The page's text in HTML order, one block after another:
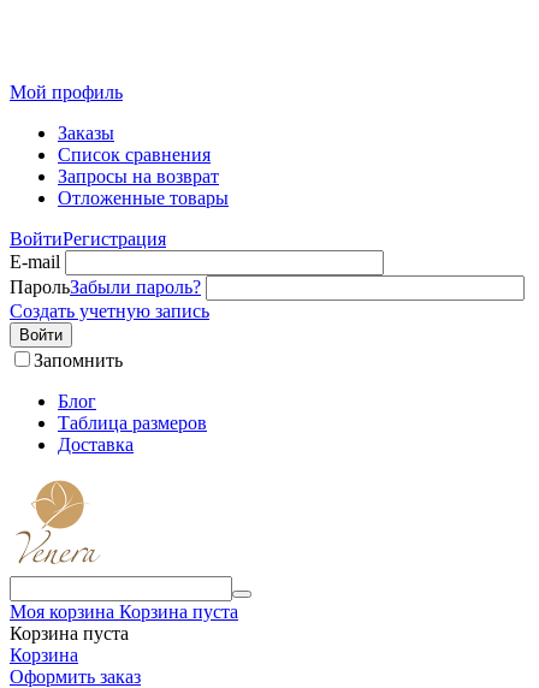
Мой профиль
Заказы
Список сравнения
Запросы на возврат
Отложенные товары
ВойтиРегистрация
E-mail
ПарольЗабыли пароль?
Создать учетную запись
Войти
Запомнить
Блог
Таблица размеров
Доставка
Моя корзина Корзина пуста
Корзина пуста
Корзина
Оформить заказ